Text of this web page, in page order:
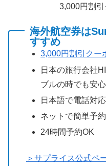
3,000円割引
海外航空券は
すすめ
3,000円割引クー
日本の旅行会社
ブルの時でも安心
日本語で電話対応
ネットで簡単予約
24時間予約OK
＞サプライス公式ペ